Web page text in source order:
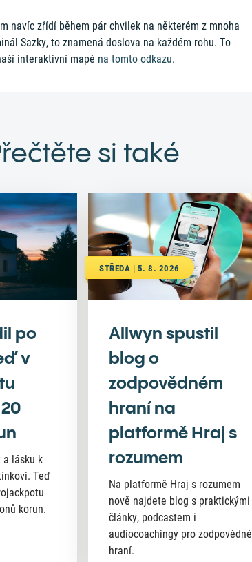
navíc zřídí během pár chvilek na některém z mnoha
Sazky, to znamená doslova na každém rohu. To
interaktivní mapě na tomto odkazu.
si také
po
v
a lásku k
Teď
korun.
STŘEDA | 5. 8. 2026
Allwyn spustil
blog o
zodpovědném
hraní na
platformě Hraj s
rozumem
Na platformě Hraj s rozumem
nově najdete blog s praktickými
články, podcastem i
audiocoachingy pro zodpovědné
hraní.